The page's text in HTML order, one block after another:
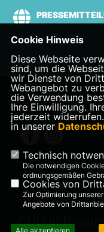
IMPRESSUM
CDU in
Cookie Hinweis
Diese Webseite
sind, um die
wir Dienste von
Webangebot zu
die Verwendung
Ihre Einwilligung.
jederzeit
in unserer
Technisch
Die notwendigen
ordnungsgemäßen
Cookies von
Zur Optimierung
Angebote von